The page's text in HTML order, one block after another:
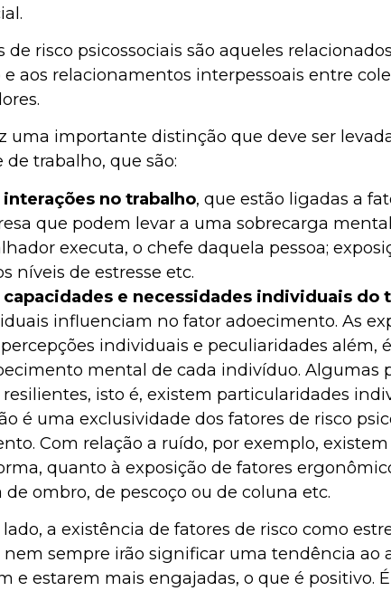
de risco psicossociais são aqueles
e aos relacionamentos interpessoais entre
uma importante distinção que deve ser
trabalho, que são:
interações no trabalho, que estão ligadas a
que podem levar a uma sobrecarga
executa, o chefe daquela pessoa;
níveis de estresse etc.
capacidades e necessidades individuais do
influenciam no fator adoecimento. As
individuais e peculiaridades além,
mental de cada indivíduo. Algumas
isto é, existem particularidades
é uma exclusividade dos fatores de risco
Com relação a ruído, por exemplo,
quanto à exposição de fatores
ombro, de pescoço ou de coluna etc.
a existência de fatores de risco como
nem sempre irão significar uma tendência ao
e estarem mais engajadas, o que é positivo.